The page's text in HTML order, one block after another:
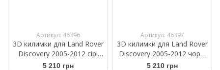
Артикул: 46396
3D килимки для Land Rover
Discovery 2005-2012 сірі
задні WeatherTech 460462
5 210 грн
Артикул: 46397
3D килимки для Land Rover
Discovery 2005-2012 чорні
задні WeatherTech 440462
5 210 грн